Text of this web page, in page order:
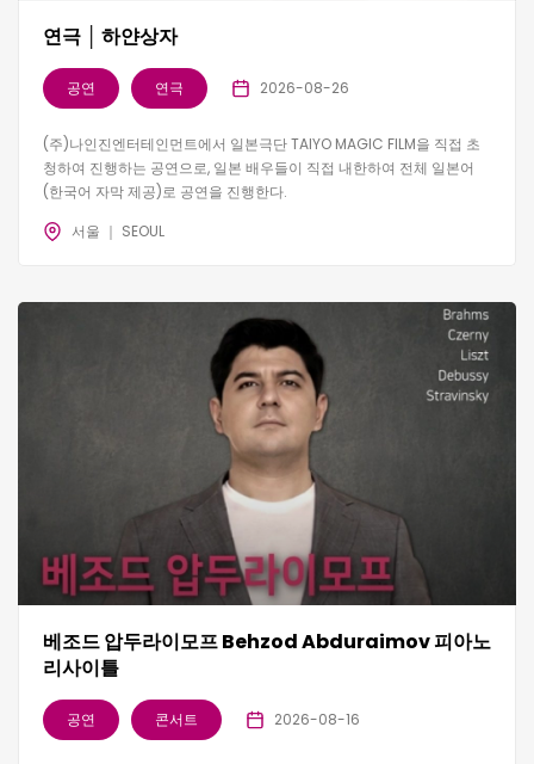
연극 │ 하얀상자
공연 연극 2026-08-26
(주)나인진엔터테인먼트에서 일본극단 TAIYO MAGIC FILM을 직접 초
청하여 진행하는 공연으로, 일본 배우들이 직접 내한하여 전체 일본어
(한국어 자막 제공)로 공연을 진행한다.
서울 ｜ SEOUL
베조드 압두라이모프 Behzod Abduraimov 피아노
리사이틀
공연 콘서트 2026-08-16